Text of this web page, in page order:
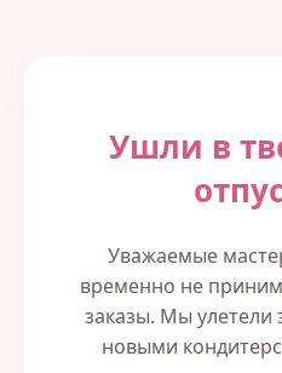
Ушли в
Уважаемые
временно не
заказы. Мы улетели
новыми